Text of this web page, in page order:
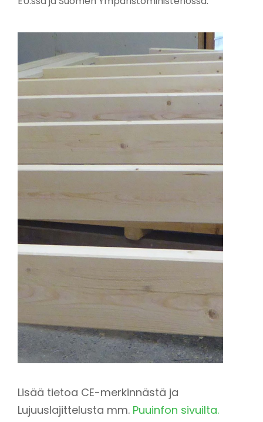
Lisää tietoa CE-merkinnästä ja
Lujuuslajittelusta mm. Puuinfon sivuilta.